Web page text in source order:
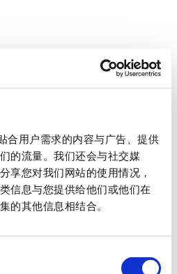
合用户需求的内容与广告、提供
的流量。我们还会与社交媒
享您对我们网站的使用情况，
信息与您提供给他们或他们在
的其他信息相结合。